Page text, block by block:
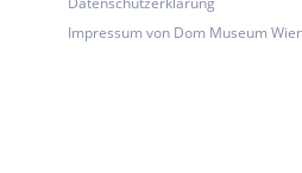
Impressum von Dom Museum